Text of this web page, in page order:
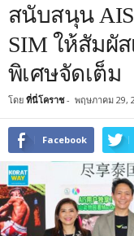
สนับสนุน AIS
SIM ให้สัมผั
พิเศษจัดเต็ม
โดย ที่นี่โคราช- พฤษภาคม 29,
Facebook